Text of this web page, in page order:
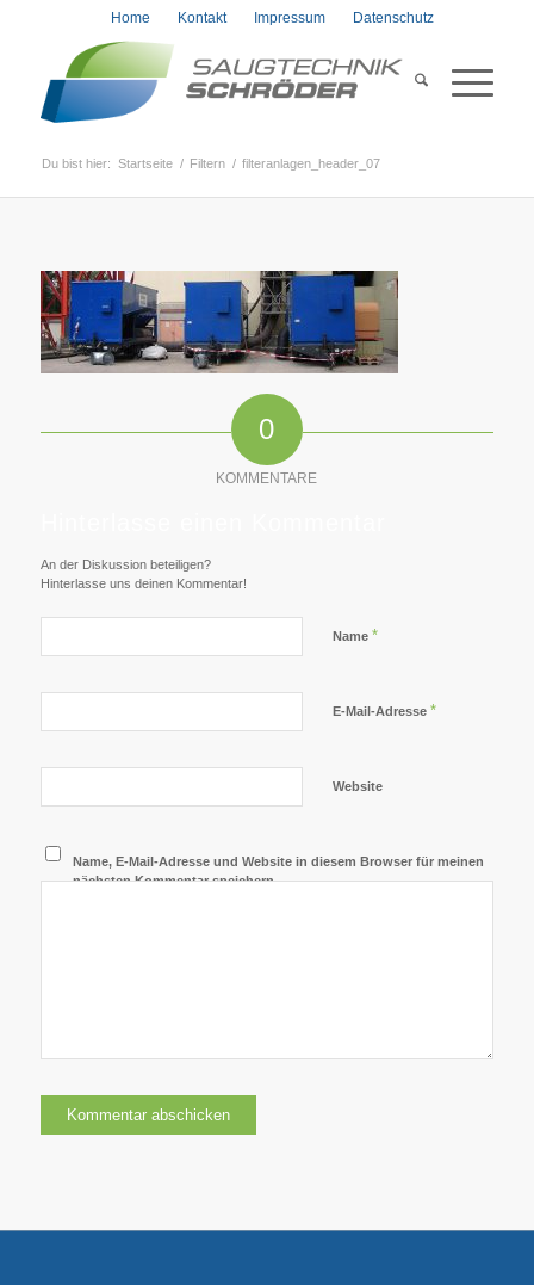
Home Kontakt Impressum Datenschutz
Du bist hier: Startseite / Filtern / filteranlagen_header_07
0
KOMMENTARE
An der Diskussion beteiligen?
Hinterlasse uns deinen Kommentar!
Name *
E-Mail-Adresse *
Website
Name, E-Mail-Adresse und Website in diesem Browser für meinen
nächsten Kommentar speichern.